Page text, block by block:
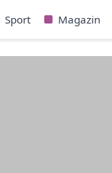
Sport Magazin